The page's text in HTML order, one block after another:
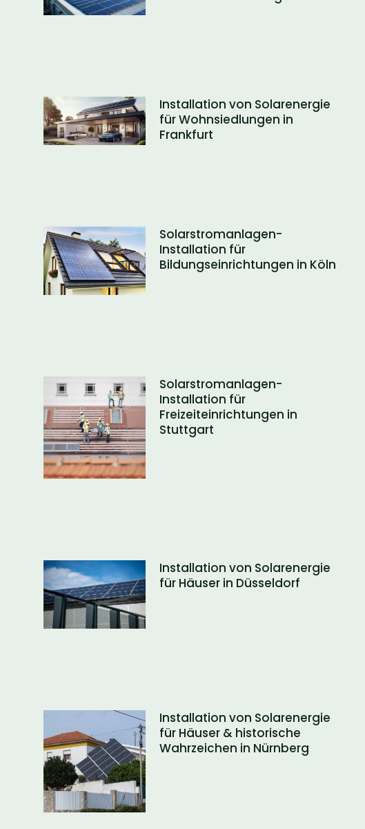
Installation von Solarenergie
für Wohnsiedlungen in
Frankfurt
Solarstromanlagen-
Installation für
Bildungseinrichtungen in Köln
Solarstromanlagen-
Installation für
Freizeiteinrichtungen in
Stuttgart
Installation von Solarenergie
für Häuser in Düsseldorf
Installation von Solarenergie
für Häuser & historische
Wahrzeichen in Nürnberg